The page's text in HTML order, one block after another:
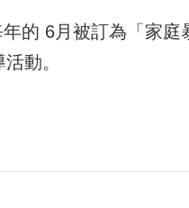
的 6月被訂為「家庭
動。